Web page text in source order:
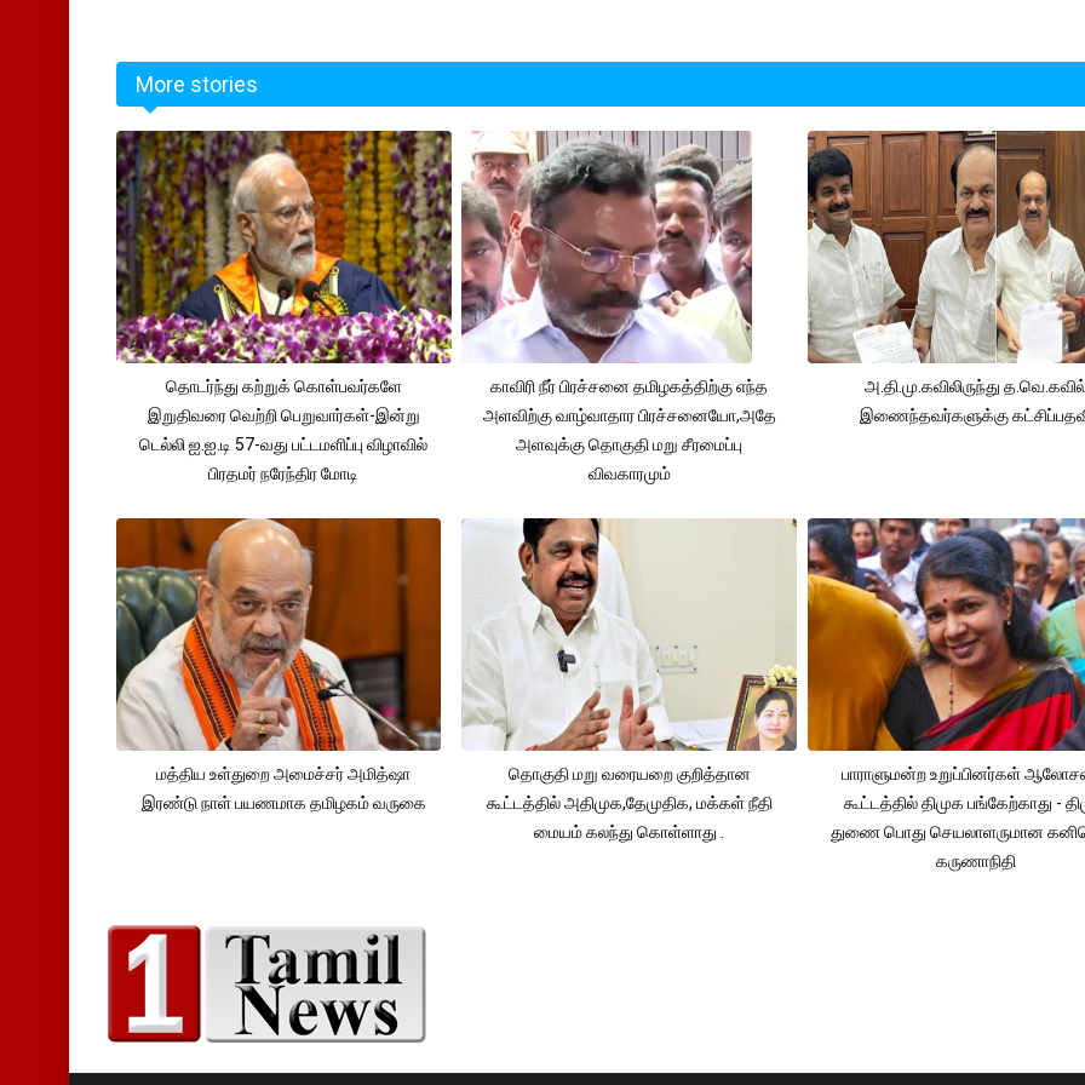
More stories
தொடர்ந்து கற்றுக் கொள்பவர்களே
இறுதிவரை வெற்றி பெறுவார்கள்-இன்று
டெல்லி ஐ.ஐ.டி 57-வது பட்டமளிப்பு விழாவில்
பிரதமர் நரேந்திர மோடி
காவிரி நீர் பிரச்சனை தமிழகத்திற்கு எந்த
அளவிற்கு வாழ்வாதார பிரச்சனையோ,அதே
அளவுக்கு தொகுதி மறு சீரமைப்பு
விவகாரமும்
அ.தி.மு.கவிலிருந்து
இணைந்தவர்களுக்கு
மத்திய உள்துறை அமைச்சர் அமித்ஷா
இரண்டு நாள் பயணமாக தமிழகம் வருகை
தொகுதி மறு வரையறை குறித்தான
கூட்டத்தில் அதிமுக,தேமுதிக, மக்கள் நீதி
மையம் கலந்து கொள்ளாது .
பாராளுமன்ற உறுப்பினர்கள்
கூட்டத்தில் திமுக பங்கேற்காது -
துணை பொது செயலாளருமான
கருணாநிதி